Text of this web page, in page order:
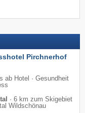
Pirchnerhof
ab Hotel · Gesundheit
· 6 km zum Skigebiet
Wildschönau